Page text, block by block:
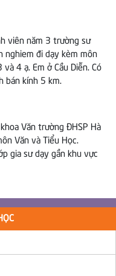
viên năm 3 trường sư
nghiem đi dạy kèm môn
4 ạ. Em ở Cầu Diễn. Có
bán kính 5 km.
Văn trường ĐHSP Hà
Văn và Tiểu Học.
gia sư dạy gần khu vực